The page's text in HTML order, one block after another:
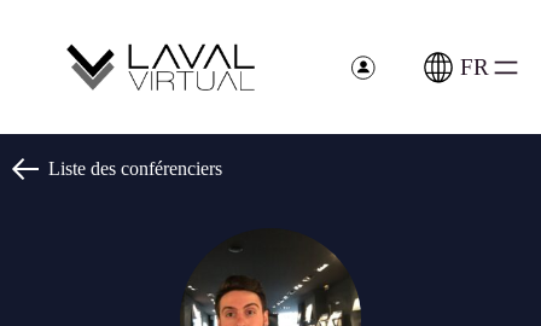
FR
Liste des conférenciers